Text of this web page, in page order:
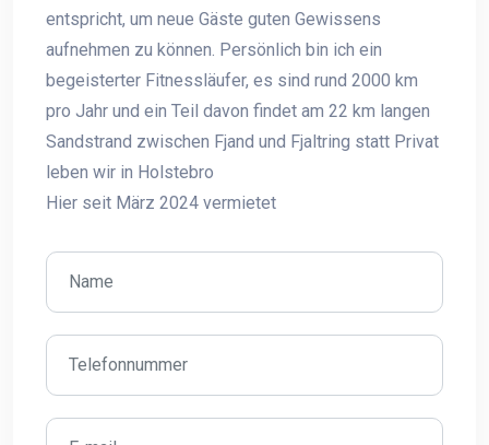
entspricht, um neue Gäste guten Gewissens
aufnehmen zu können. Persönlich bin ich ein
begeisterter Fitnessläufer, es sind rund 2000 km
pro Jahr und ein Teil davon findet am 22 km langen
Sandstrand zwischen Fjand und Fjaltring statt Privat
leben wir in Holstebro
Hier seit März 2024 vermietet